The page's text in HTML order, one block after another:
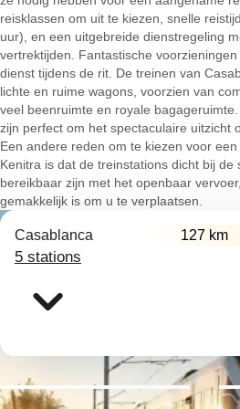
reisklassen om uit te kiezen, snelle
uur), en een uitgebreide dienstregeling
vertrektijden. Fantastische
dienst tijdens de rit. De treinen van
lichte en ruime wagons, voorzien van
veel beenruimte en royale
zijn perfect om het spectaculaire uitzicht
Een andere reden om te kiezen voor
Kenitra is dat de treinstations dicht bij de
bereikbaar zijn met het openbaar
gemakkelijk is om u te verplaatsen.
Casablanca 127 km
5 stations